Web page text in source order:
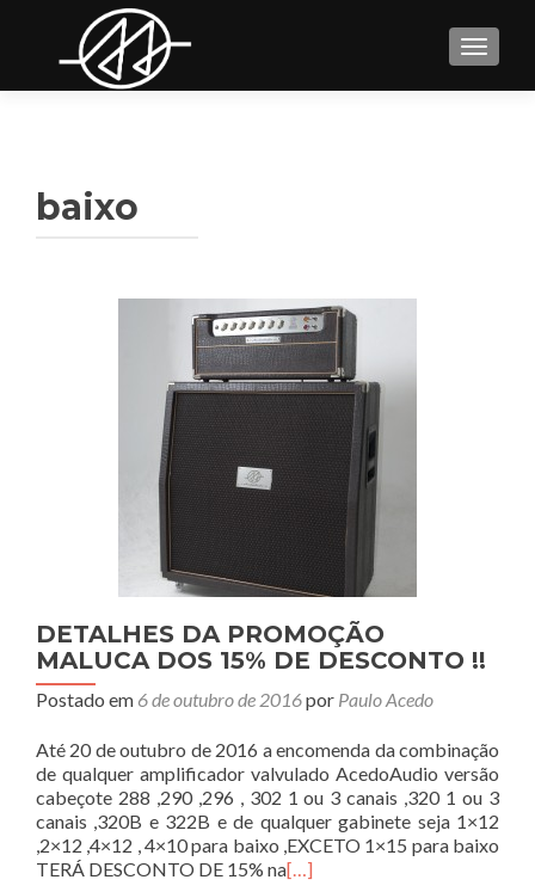
baixo
DETALHES DA PROMOÇÃO
MALUCA DOS 15% DE DESCONTO !!
Postado em 6 de outubro de 2016por Paulo Acedo
Até 20 de outubro de 2016 a encomenda da combinação
de qualquer amplificador valvulado AcedoAudio versão
cabeçote 288 ,290 ,296 , 302 1 ou 3 canais ,320 1 ou 3
canais ,320B e 322B e de qualquer gabinete seja 1×12
,2×12 ,4×12 , 4×10 para baixo ,EXCETO 1×15 para baixo
TERÁ DESCONTO DE 15% na[…]